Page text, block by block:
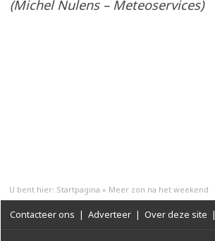
(Michel Nulens – Meteoservices)
U bent hier: Startpagina » Meer zon na het weekend
Contacteer ons | Adverteer | Over deze site |